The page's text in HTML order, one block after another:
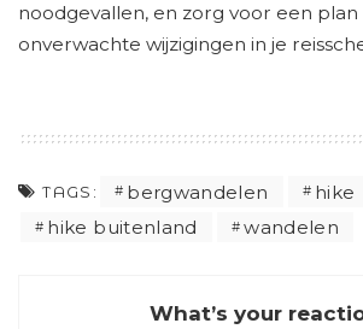
noodgevallen, en zorg voor een plan
onverwachte wijzigingen in je
TAGS: bergwandelen
hike
hike buitenland
wandelen
What’s your